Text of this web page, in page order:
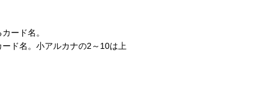
ード名。
ド名。小アルカナの2～10は上